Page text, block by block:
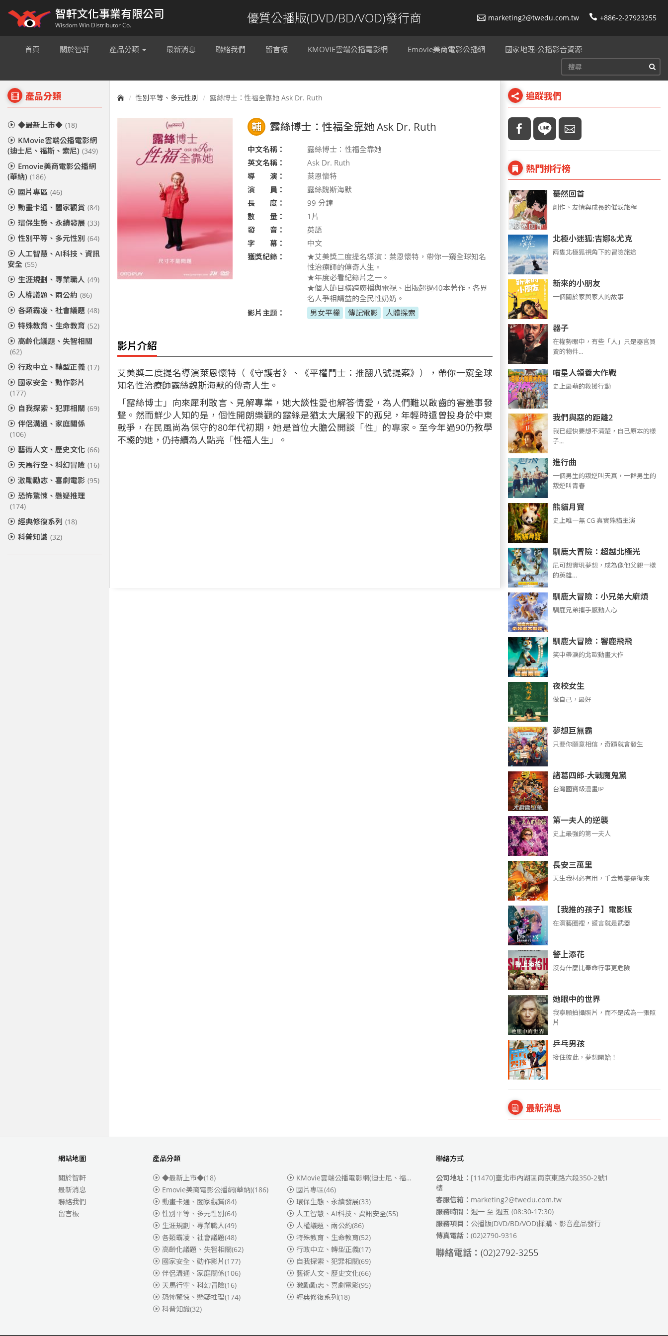
智軒文化事業有限公司
Wisdom Win Distributor Co. 優質公播版(DVD/BD/VOD)發行商 marketing2@twedu.com.tw +886-2-27923255
首頁 關於智軒 產品分類 最新消息 聯絡我們 留言板 KMOVIE雲端公播電影網 Emovie美商電影公播網 國家地理-公播影音資源
產品分類
◆最新上市◆ (18)
KMovie雲端公播電影網
(迪士尼、福斯、索尼) (349)
Emovie美商電影公播網
(華納) (186)
國片專區 (46)
動畫卡通、闔家觀賞 (84)
環保生態、永續發展 (33)
性別平等、多元性別 (64)
人工智慧、AI科技、資訊
安全 (55)
生涯規劃、專業職人 (49)
人權議題、兩公約 (86)
各類霸凌、社會議題 (48)
特殊教育、生命教育 (52)
高齡化議題、失智相關
(62)
行政中立、轉型正義 (17)
國家安全、動作影片
(177)
自我探索、犯罪相關 (69)
伴侶溝通、家庭關係
(106)
藝術人文、歷史文化 (66)
天馬行空、科幻冒險 (16)
激勵勵志、喜劇電影 (95)
恐怖驚悚、懸疑推理
(174)
經典修復系列 (18)
科普知識 (32)
性別平等、多元性別 露絲博士：性福全靠她 Ask Dr. Ruth
輔 露絲博士：性福全靠她 Ask Dr. Ruth
中文名稱：
露絲博士：性福全靠她
英文名稱：
Ask Dr. Ruth
導 演：
萊恩懷特
演 員：
露絲魏斯海默
長 度：
99 分鐘
數 量：
1片
發 音：
英語
字 幕：
中文
獲獎紀錄：
★艾美獎二度提名導演：萊恩懷特，帶你一窺全球知名
性治療師的傳奇人生。
★年度必看紀錄片之一。
★個人節目橫跨廣播與電視、出版超過40本著作，各界
名人爭相請益的全民性奶奶。
影片主題：
男女平權 傳記電影 人體探索
影片介紹
艾美獎二度提名導演萊恩懷特（《守護者》、《平權鬥士：推翻八號提案》），帶你一窺全球
知名性治療師露絲魏斯海默的傳奇人生。
「露絲博士」向來犀利敢言、見解專業，她大談性愛也解答情愛，為人們難以啟齒的害羞事發
聲。然而鮮少人知的是，個性開朗樂觀的露絲是猶太大屠殺下的孤兒，年輕時還曾投身於中東
戰爭，在民風尚為保守的80年代初期，她是首位大膽公開談「性」的專家。至今年過90仍教學
不輟的她，仍持續為人點亮「性福人生」。
追蹤我們
熱門排行榜
驀然回首
創作、友情與成長的催淚旅程
北極小迷狐:吉娜&尤克
兩隻北極狐視角下的冒險旅途
新來的小朋友
一個關於家與家人的故事
器子
在權勢眼中，有些「人」只是器官買
賣的物件...
喵星人領養大作戰
史上最萌的救援行動
我們與惡的距離2
我已經快要想不清楚，自己原本的樣
子...
進行曲
​​​一個男生的叛逆叫天真，一群男生的
叛逆叫青春
熊貓月寶
史上唯一無 CG 真實熊貓主演
馴鹿大冒險：超越北極光
尼可想實現夢想，成為像他父親一樣
的英雄…
馴鹿大冒險：小兄弟大麻煩
馴鹿兄弟攜手感動人心
馴鹿大冒險：響鹿飛飛
笑中帶淚的北歐動畫大作
夜校女生
做自己，最好
夢想巨無霸
只要你願意相信，奇蹟就會發生
諸葛四郎-大戰魔鬼黨
台灣國寶級漫畫IP
第一夫人的逆襲
史上最強的第一夫人
長安三萬里
天生我材必有用，千金散盡還復來
【我推的孩子】電影版
在演藝圈裡，謊言就是武器
警上添花
沒有什麼比奉命行事更危險
她眼中的世界
我寧願拍攝照片，而不是成為一張照
片
乒乓男孩
接住彼此，夢想開始！
最新消息
網站地圖
關於智軒
最新消息
聯絡我們
留言板
產品分類
◆最新上市◆(18) KMovie雲端公播電影網(迪士尼、福斯、索尼)
(349)
Emovie美商電影公播網(華納)(186) 國片專區(46)
動畫卡通、闔家觀賞(84) 環保生態、永續發展(33)
性別平等、多元性別(64) 人工智慧、AI科技、資訊安全(55)
生涯規劃、專業職人(49) 人權議題、兩公約(86)
各類霸凌、社會議題(48) 特殊教育、生命教育(52)
高齡化議題、失智相關(62) 行政中立、轉型正義(17)
國家安全、動作影片(177) 自我探索、犯罪相關(69)
伴侶溝通、家庭關係(106) 藝術人文、歷史文化(66)
天馬行空、科幻冒險(16) 激勵勵志、喜劇電影(95)
恐怖驚悚、懸疑推理(174) 經典修復系列(18)
科普知識(32)
聯絡方式
公司地址： [11470]臺北市內湖區南京東路六段350-2號1
樓
客服信箱： marketing2@twedu.com.tw
服務時間： 週一 至 週五 (08:30-17:30)
服務項目： 公播版(DVD/BD/VOD)採購、影音產品發行
傳真電話： (02)2790-9316
聯絡電話： (02)2792-3255